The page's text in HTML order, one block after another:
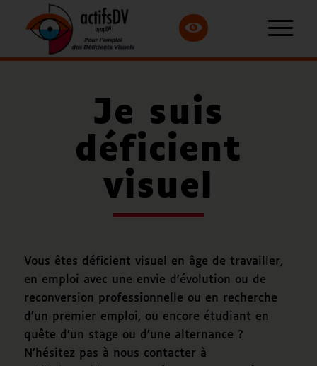
Je suis
déficient
visuel
Vous êtes déficient visuel en âge de travailler,
en emploi avec une envie d’évolution ou de
reconversion professionnelle ou en recherche
d’un premier emploi, ou encore étudiant en
quête d’un stage ou d’une alternance ?
N’hésitez pas à nous contacter à